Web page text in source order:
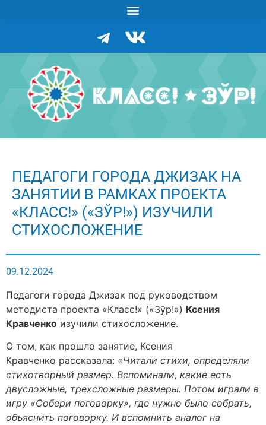
ПЕДАГОГИ ГОРОДА ДЖИЗАК НА
ЗАНЯТИИ В РАМКАХ ПРОЕКТА
«КЛАСС!» («ЗЎР!») ИЗУЧИЛИ
СТИХОСЛОЖЕНИЕ
09.12.2024
Педагоги города Джизак под руководством
методиста проекта «Класс!» («Зўр!») Ксения
Кравченко изучили стихосложение.
О том, как прошло занятие, Ксения
Кравченко рассказала: «Читали стихи, определяли
стихотворный размер. Вспоминали, какие есть
двусложные, трехсложные размеры. Потом играли в
игру «Собери поговорку», где нужно было собрать,
объяснить поговорку. И вспомнить аналог на